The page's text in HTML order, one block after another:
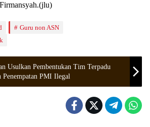
Guru non ASN
Usulkan Pembentukan Tim Terpadu
Penempatan PMI Ilegal